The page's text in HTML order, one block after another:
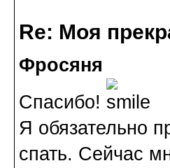
Re: Моя
Фросяня
Спасибо!
Я обязательно
спать. Сейчас